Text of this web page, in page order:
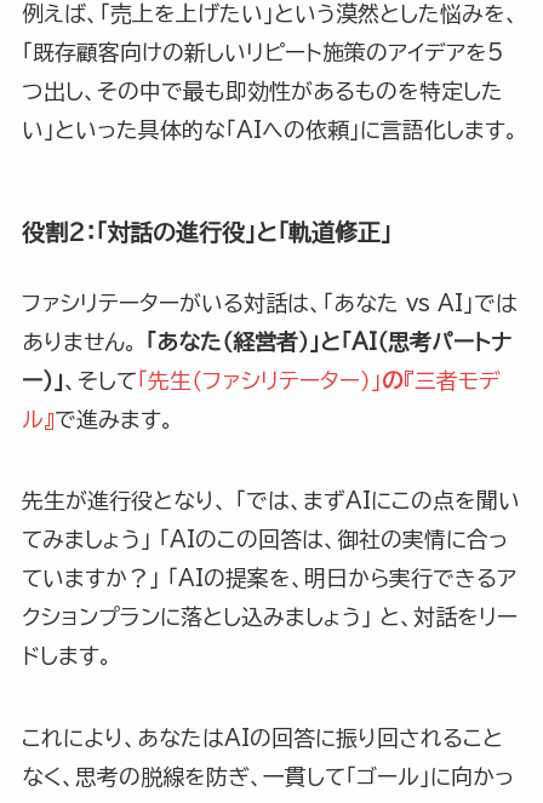
例えば、「売上を上げたい」という漠然とした悩みを、
「既存顧客向けの新しいリピート施策のアイデアを5
つ出し、その中で最も即効性があるものを特定した
い」といった具体的な「AIへの依頼」に言語化します。
役割2：「対話の進行役」と「軌道修正」
ファシリテーターがいる対話は、「あなた vs AI」では
ありません。
「あなた（経営者）」と「AI（思考パートナ
ー）」 、そして 「先生（ファシリテーター）」の『三者モデ
ル』で進みます。
先生が進行役となり、 「では、まずAIにこの点を聞い
てみましょう」 「AIのこの回答は、御社の実情に合っ
ていますか？」 「AIの提案を、明日から実行できるア
クションプランに落とし込みましょう」 と、対話をリー
ドします。
これにより、あなたはAIの回答に振り回されること
なく、思考の脱線を防ぎ、一貫して「ゴール」に向かっ